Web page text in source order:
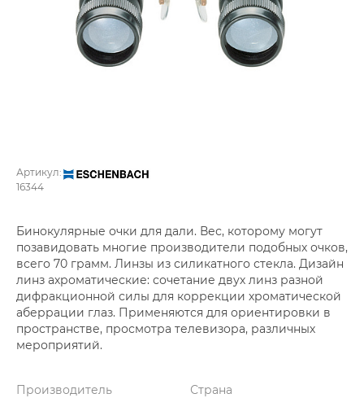
Артикул:
16344
Бинокулярные очки для дали. Вес, которому могут
позавидовать многие производители подобных очков,
всего 70 грамм. Линзы из силикатного стекла. Дизайн
линз ахроматические: сочетание двух линз разной
дифракционной силы для коррекции хроматической
аберрации глаз. Применяются для ориентировки в
пространстве, просмотра телевизора, различных
мероприятий.
Производитель
Страна